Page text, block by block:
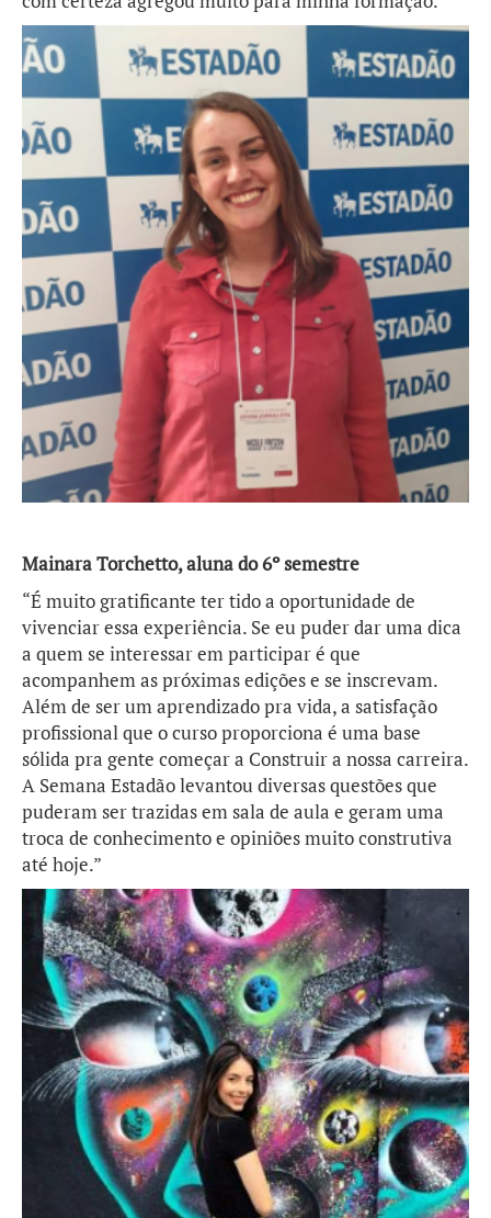
Mainara Torchetto, aluna do 6º semestre
“É muito gratificante ter tido a oportunidade de
vivenciar essa experiência. Se eu puder dar uma dica
a quem se interessar em participar é que
acompanhem as próximas edições e se inscrevam.
Além de ser um aprendizado pra vida, a satisfação
profissional que o curso proporciona é uma base
sólida pra gente começar a Construir a nossa carreira.
A Semana Estadão levantou diversas questões que
puderam ser trazidas em sala de aula e geram uma
troca de conhecimento e opiniões muito construtiva
até hoje.”